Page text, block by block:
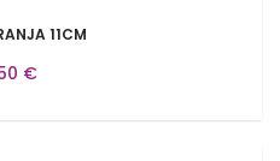
11CM
€